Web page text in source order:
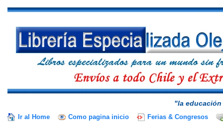
"la
Ir al Home Como pagina inicio Ferias & Congresos